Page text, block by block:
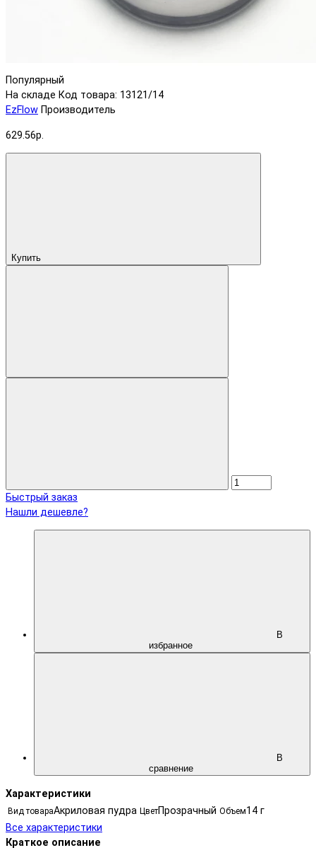
Популярный
На складе Код товара: 13121/14
EzFlow Производитель
629.56р.
Купить
Быстрый заказ
Нашли дешевле?
В
избранное
В
сравнение
Характеристики
Вид товараАкриловая пудра ЦветПрозрачный Объем14 г
Все характеристики
Краткое описание